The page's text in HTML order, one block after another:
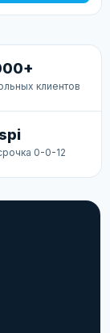
клиентов
0-0-12